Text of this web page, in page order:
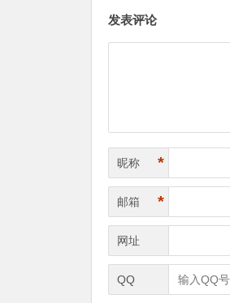
发表评论
昵称 *
邮箱 *
网址
QQ